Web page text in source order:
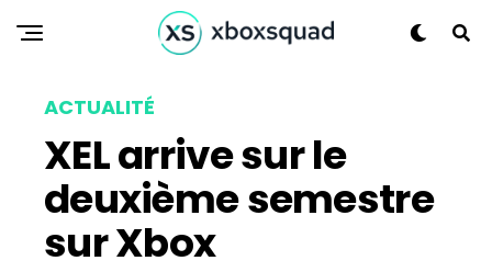
ACTUALITÉ
XEL arrive sur le
deuxième semestre
sur Xbox
Whatsapp
Email